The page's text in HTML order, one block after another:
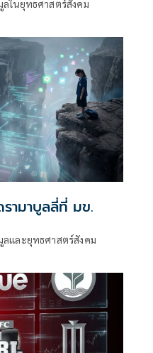
ในยุทธศาสตร์สังคม
ามาบูลลี่ที่ มข.
และยุทธศาสตร์สังคม